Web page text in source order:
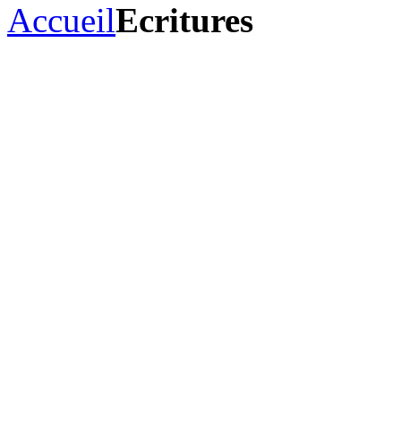
AccueilEcritures